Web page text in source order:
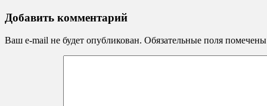
Добавить комментарий
Ваш e-mail не будет опубликован. Обязательные поля